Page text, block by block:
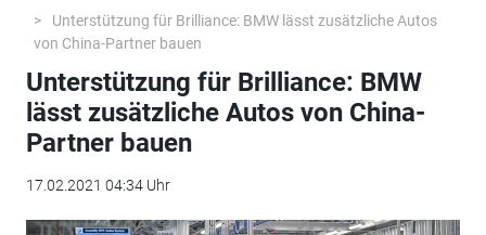
Unterstützung für Brilliance: BMW lässt zusätzliche Autos
von China-Partner bauen
Unterstützung für Brilliance: BMW
lässt zusätzliche Autos von China-
Partner bauen
17.02.2021 04:34 Uhr